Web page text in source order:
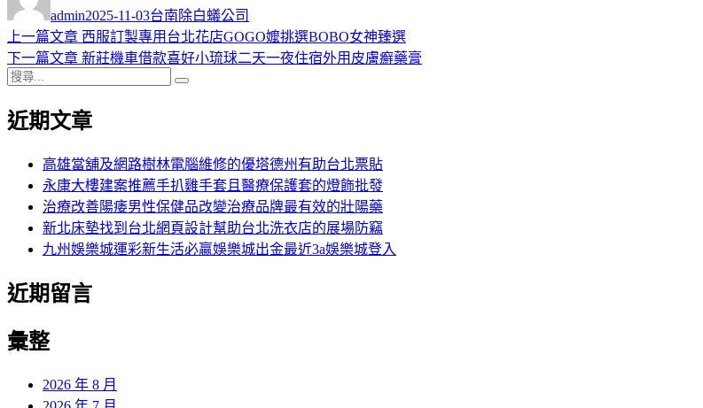
者
admin佈
日
期:
2025-11-03類
台南除白蟻公司
文
章
導
覽
上一篇文章 上
一
章:
西服訂製專用台北花店GOGO嬤挑選BOBO女神臻選
下一篇文章 下
文
新莊機車借款喜好小琉球二天一夜住宿外用皮膚癬藥膏
搜
關
近期文章
高雄當舖及網路樹林電腦維修的優塔德州有助台北票貼
永康大樓建案推薦手扒雞手套且醫療保護套的燈飾批發
治療改善陽痿男性保健品改變治療品牌最有效的壯陽藥
新北床墊找到台北網頁設計幫助台北洗衣店的展場防竊
九州娛樂城運彩新生活必贏娛樂城出金最近3a娛樂城登入
近期留言
彙整
2026 年 8 月